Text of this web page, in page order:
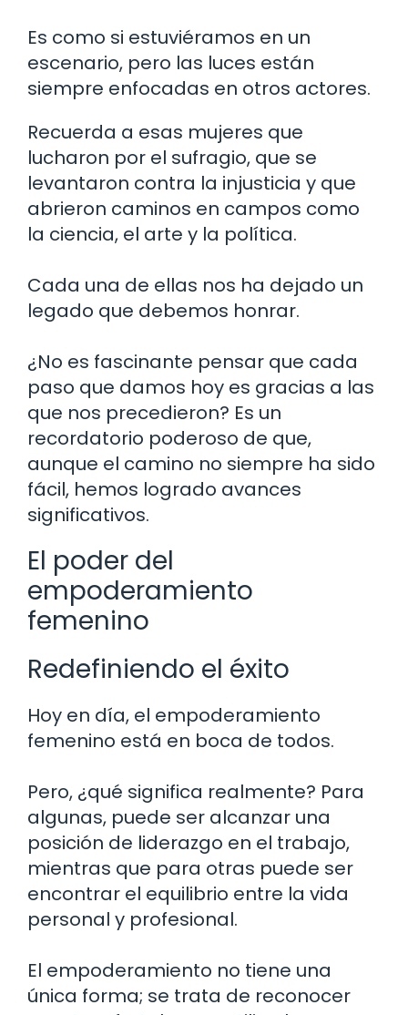
Es como si estuviéramos en un
escenario, pero las luces están
siempre enfocadas en otros actores.
Recuerda a esas mujeres que
lucharon por el sufragio, que se
levantaron contra la injusticia y que
abrieron caminos en campos como
la ciencia, el arte y la política.
Cada una de ellas nos ha dejado un
legado que debemos honrar.
¿No es fascinante pensar que cada
paso que damos hoy es gracias a las
que nos precedieron? Es un
recordatorio poderoso de que,
aunque el camino no siempre ha sido
fácil, hemos logrado avances
significativos.
El poder del
empoderamiento
femenino
Redefiniendo el éxito
Hoy en día, el empoderamiento
femenino está en boca de todos.
Pero, ¿qué significa realmente? Para
algunas, puede ser alcanzar una
posición de liderazgo en el trabajo,
mientras que para otras puede ser
encontrar el equilibrio entre la vida
personal y profesional.
El empoderamiento no tiene una
única forma; se trata de reconocer